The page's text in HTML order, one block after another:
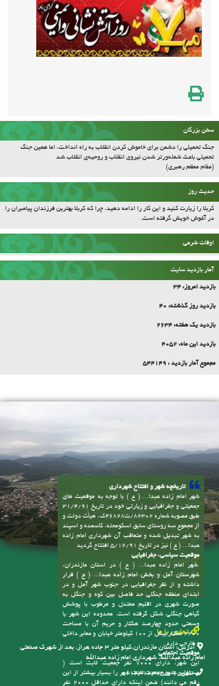
سخن بزرگان
جنگ تحمیلی را دشمن برای خاموش کردن انقلاب به راه انداخت، اما همین جنگ
حدیث روز
اوقات شرعی
آمار بازدید سایت
بازدید امروز: 34
بازدید روز گذشته: 40
بازدید یک هفته: 2634
بازدید این ماه: 4052
تاریخچه شهر و افتتاح شهرداری
شهر امام زاده عبدا... ( ع ) با توجه به موقعیت های
جمعیتی و جغرافیایی و زیارتی خود در تاریخ 31/4/91
طبق مصوبه شماره 82302/ت46828ک، هیأت دولت و
از مجموع سه روستای سابق اسکومحله، کاسمده و اسپند
به شهر تبدیل شده و متعاقب آن شهرداری امام زاده
عبدا... ( ع ) نیز در تاریخ 5/12/91 افتتاح گردید
موقعیت سیاسی، جغرافیایی
شهر امام زاده عبدا... ( ع ) در استان مازندران،
شهرستان آمل و بخش امام زاده عبدا... ( ع ) قرار
داشته و از نظر جغرافیایی در جنوب شهر آمل و در
ابتدای منطقه جنگلی حد فاصل بین کوه و جنگل به
صورت شهری در اقلیم معتدل و مرطوب با پوشش
گیاهی جنگلی شکل گرفته است. محدوده این شهر با
وسعتی حدود چهارصد هکتار و حریم آن با مساحت
2200 هکتار بیش از 100 کیلومتر خیابان و معابر داخلی
و خارجی دارد
موقعیت اجتماعی
این شهر، دارای 7000 نفر جمعیت ثابت است (
پیوندها
سامانه انتشار و دسترسی آزاد به اطلاعات
تماس با ما
آدرس:
استان مازندران.کیلو متر ۳ جاده هراز. بعد از شهرک صنعتی
امام زاده عبدالله. شهرداری امام زاده عبدالله